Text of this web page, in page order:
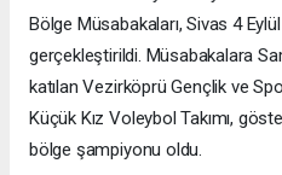
Bölge Müsabakaları, Sivas 4
gerçekleştirildi. Müsabakalara
katılan Vezirköprü Gençlik ve
Küçük Kız Voleybol Takımı,
bölge şampiyonu oldu.